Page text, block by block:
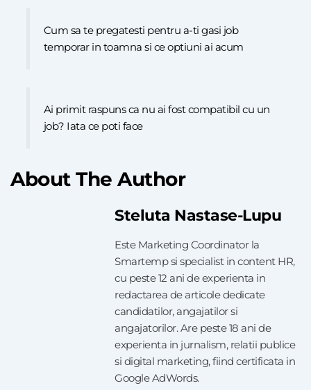
Cum sa te pregatesti pentru a-ti gasi job
temporar in toamna si ce optiuni ai acum
Ai primit raspuns ca nu ai fost compatibil cu un
job? Iata ce poti face
About The Author
Steluta Nastase-Lupu
Este Marketing Coordinator la
Smartemp si specialist in content HR,
cu peste 12 ani de experienta in
redactarea de articole dedicate
candidatilor, angajatilor si
angajatorilor. Are peste 18 ani de
experienta in jurnalism, relatii publice
si digital marketing, fiind certificata in
Google AdWords.